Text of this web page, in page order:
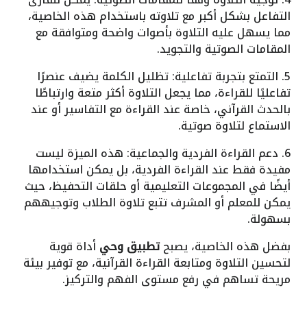
التفاعل بشكل أكبر مع تلاوته باستخدام هذه الخاصية،
مما يسهل عليه التلاوة بأصوات واضحة ومتوافقة مع
المقامات الصوتية والتجويد.
5. التمتع بتجربة تفاعلية: تظليل الكلمة يضيف عنصرًا
تفاعليًا للقراءة، مما يجعل التلاوة أكثر متعة وارتباطًا
بالحدث القرآني، خاصة عند القراءة مع التفاسير أو عند
الاستماع لتلاوة صوتية.
6. دعم القراءة الفردية والجماعية: هذه الميزة ليست
مفيدة فقط عند القراءة الفردية، بل يمكن استخدامها
أيضًا في المجموعات التعليمية أو حلقات التحفيظ، حيث
يمكن للمعلم أو المشرف تتبع تلاوة الطلاب وتوجيههم
بسهولة.
بفضل هذه الخاصية، يصبحتطبيق وحي أداة قوية
لتحسين التلاوة ومتابعة القراءة القرآنية، مع توفير بيئة
مريحة تساهم في رفع مستوى الفهم والتركيز.